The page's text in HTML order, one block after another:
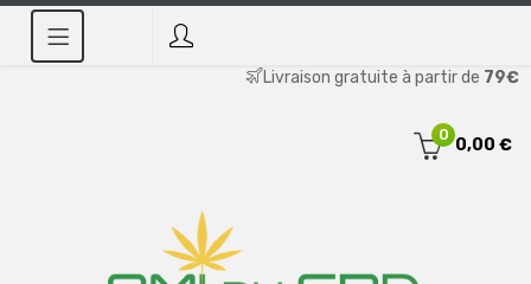
Livraison gratuite à partir de 79€
0
0,00 €